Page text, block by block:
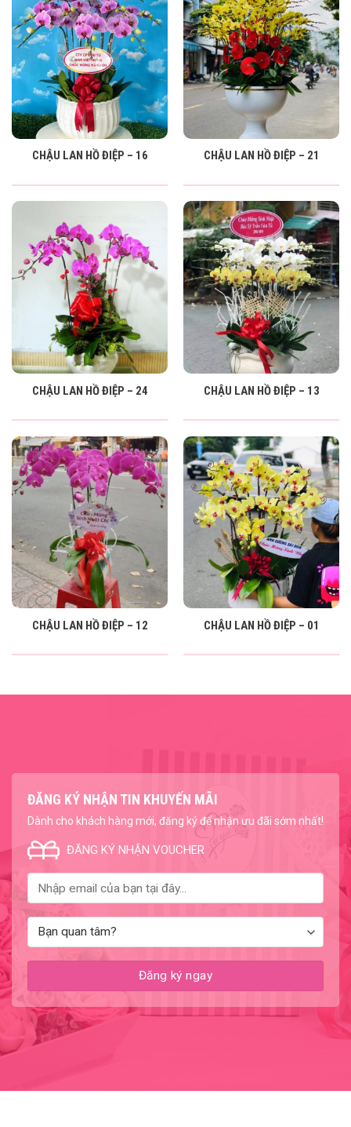
CHẬU LAN HỒ ĐIỆP – 16 CHẬU LAN HỒ ĐIỆP – 21
CHẬU LAN HỒ ĐIỆP – 24 CHẬU LAN HỒ ĐIỆP – 13
CHẬU LAN HỒ ĐIỆP – 12 CHẬU LAN HỒ ĐIỆP – 01
ĐĂNG KÝ NHẬN TIN KHUYẾN MÃI
Dành cho khách hàng mới, đăng ký để nhận ưu đãi sớm nhất!
ĐĂNG KÝ NHẬN VOUCHER